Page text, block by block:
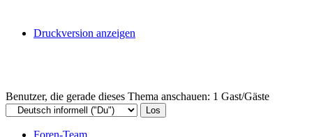
Druckversion anzeigen
Benutzer, die gerade dieses Thema anschauen: 1 Gast/Gäste
Foren-Team